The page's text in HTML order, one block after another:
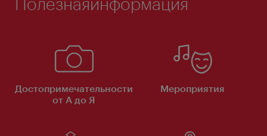
Достопримечательности
от А до Я
Мероприятия